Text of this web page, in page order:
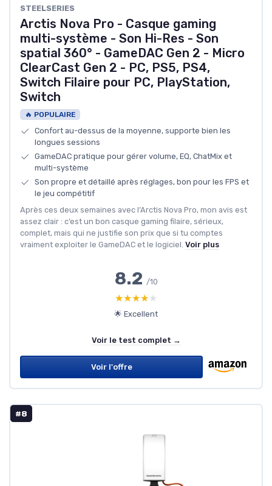
‎STEELSERIES
Arctis Nova Pro - Casque gaming
multi-système - Son Hi-Res - Son
spatial 360° - GameDAC Gen 2 - Micro
ClearCast Gen 2 - PC, PS5, PS4,
Switch Filaire pour PC, PlayStation,
Switch
🔥 POPULAIRE
Confort au-dessus de la moyenne, supporte bien les
longues sessions
GameDAC pratique pour gérer volume, EQ, ChatMix et
multi-système
Son propre et détaillé après réglages, bon pour les FPS et
le jeu compétitif
Après ces deux semaines avec l’Arctis Nova Pro, mon avis est
assez clair : c’est un bon casque gaming filaire, sérieux,
complet, mais qui ne justifie son prix que si tu comptes
vraiment exploiter le GameDAC et le logiciel. Voir plus
8.2 /10
★★★★★
★★★★★
🌟 Excellent
Voir le test complet →
Voir l'offre
#8